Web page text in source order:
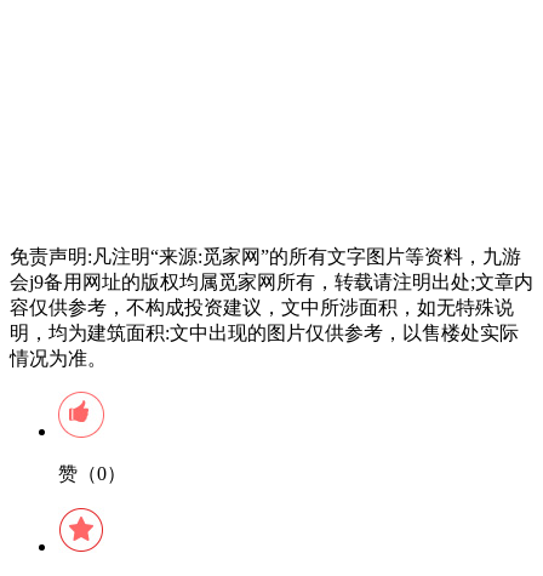
免责声明:凡注明“来源:觅家网”的所有文字图片等资料，九游
会j9备用网址的版权均属觅家网所有，转载请注明出处;文章内
容仅供参考，不构成投资建议，文中所涉面积，如无特殊说
明，均为建筑面积:文中出现的图片仅供参考，以售楼处实际
情况为准。
赞（0）